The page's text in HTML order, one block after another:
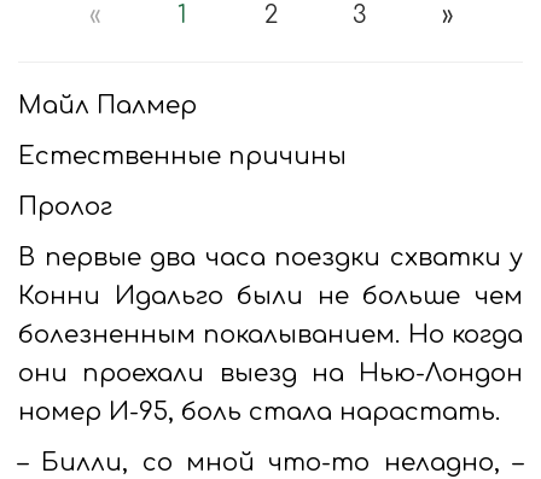
« 1 2 3 »
Майл Палмер
Естественные причины
Пролог
В первые два часа поездки схватки у
Конни Идальго были не больше чем
болезненным покалыванием. Но когда
они проехали выезд на Нью-Лондон
номер И-95, боль стала нарастать.
– Билли, со мной что-то неладно, –